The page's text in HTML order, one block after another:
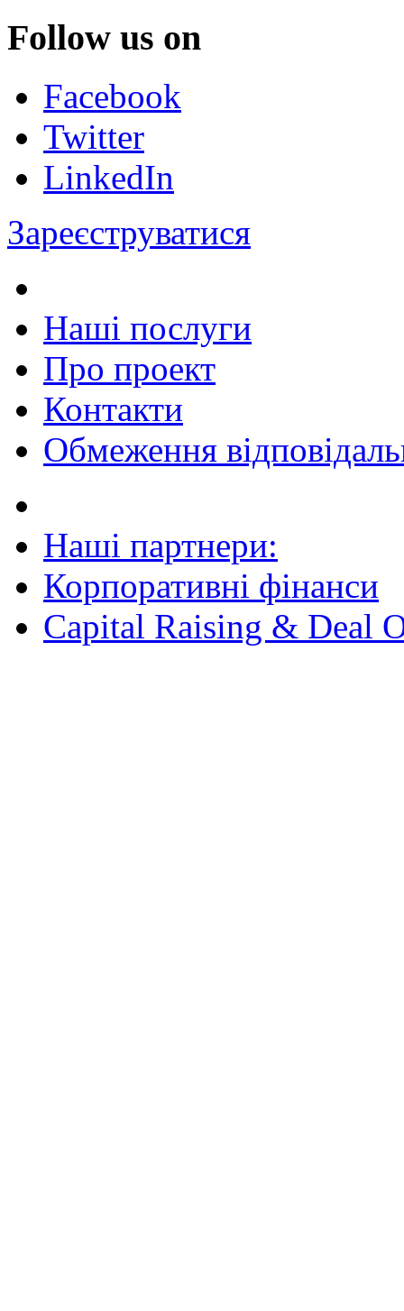
Follow us on
Facebook
Twitter
LinkedIn
Зареєструватися
Наші послуги
Про проект
Контакти
Обмеження
Наші партнери:
Корпоративні фінанси
Capital Raising & Deal